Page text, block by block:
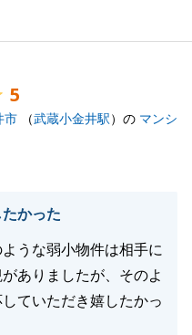
とがございましたら、
ます。
5
市 （武蔵小金井駅）の マンシ
かった
うな弱小物件は相手に
ありましたが、そのよ
ていただき嬉したかっ